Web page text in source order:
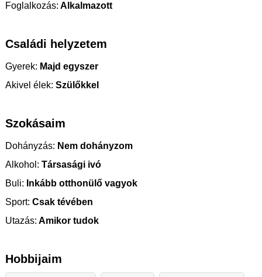
Foglalkozás: Alkalmazott
Családi helyzetem
Gyerek: Majd egyszer
Akivel élek: Szülőkkel
Szokásaim
Dohányzás: Nem dohányzom
Alkohol: Társasági ivó
Buli: Inkább otthonülő vagyok
Sport: Csak tévében
Utazás: Amikor tudok
Hobbijaim